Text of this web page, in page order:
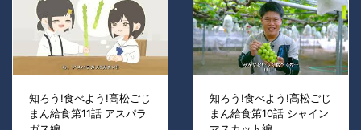
知ろう!食べよう!高松ごじ
まん給食第11話 アスパラ
知ろう!食べよう!高松ごじ
まん給食第10話 シャイン